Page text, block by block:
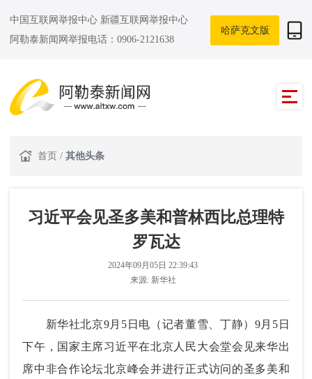
中国互联网举报中心 新疆互联网举报中心
阿勒泰新闻网举报电话：0906-2121638
哈萨克文版
首页 / 其他头条
习近平会见圣多美和普林西比总理特
罗瓦达
2024年09月05日 22:39:43
来源: 新华社
新华社北京9月5日电（记者董雪、丁静）9月5日
下午，国家主席习近平在北京人民大会堂会见来华出
席中非合作论坛北京峰会并进行正式访问的圣多美和